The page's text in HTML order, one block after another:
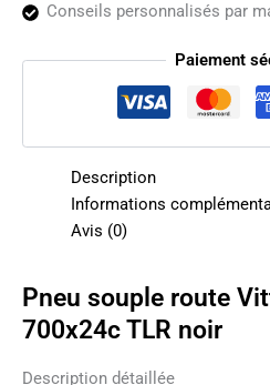
Conseils personnalisés par
Paiement
Description
Informations
Avis (0)
Pneu souple route
700x24c TLR noir
Description détaillée